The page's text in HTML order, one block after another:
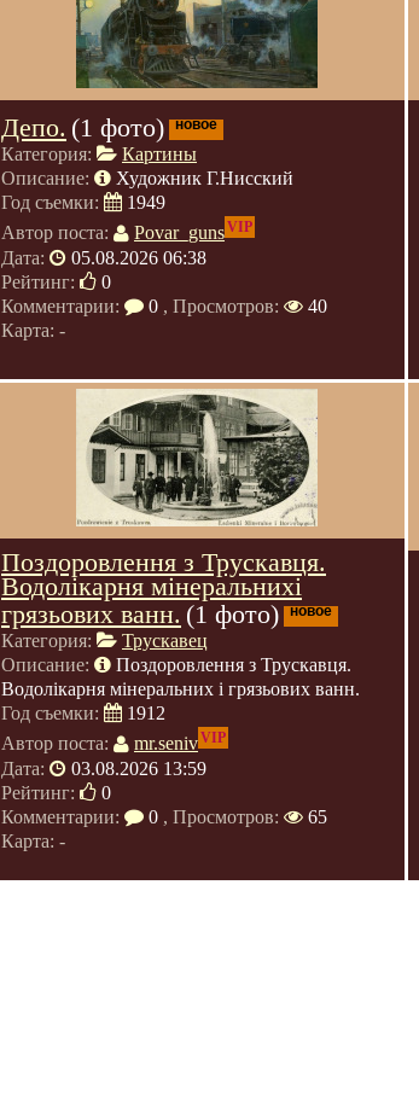
Депо. (1 фото) новое
Категория:
Картины
Описание:
Художник Г.Нисский
Год съемки:
1949
Автор поста:
Povar_gunsVIP
Дата:
05.08.2026 06:38
Рейтинг:
0
Комментарии:
0 , Просмотров:
40
Карта: -
Поздоровлення з Трускавця.
Водолікарня мінеральнихі
грязьових ванн. (1 фото) новое
Категория:
Трускавец
Описание:
Поздоровлення з Трускавця.
Водолікарня мінеральних і грязьових ванн.
Год съемки:
1912
Автор поста:
mr.senivVIP
Дата:
03.08.2026 13:59
Рейтинг:
0
Комментарии:
0 , Просмотров:
65
Карта: -